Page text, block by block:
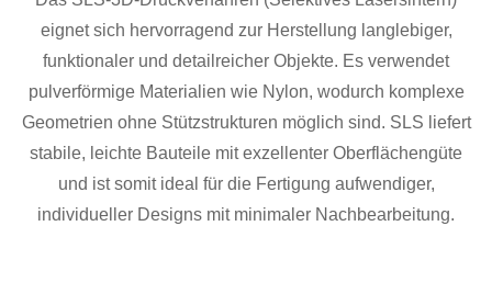
eignet sich hervorragend zur Herstellung langlebiger,
funktionaler und detailreicher Objekte. Es verwendet
pulverförmige Materialien wie Nylon, wodurch komplexe
Geometrien ohne Stützstrukturen möglich sind. SLS liefert
stabile, leichte Bauteile mit exzellenter Oberflächengüte
und ist somit ideal für die Fertigung aufwendiger,
individueller Designs mit minimaler Nachbearbeitung.